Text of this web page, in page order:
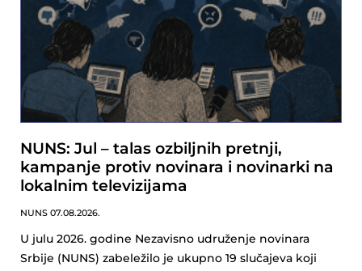
NUNS: Jul – talas ozbiljnih pretnji,
kampanje protiv novinara i novinarki na
lokalnim televizijama
NUNS 07.08.2026.
U julu 2026. godine Nezavisno udruženje novinara
Srbije (NUNS) zabeležilo je ukupno 19 slučajeva koji